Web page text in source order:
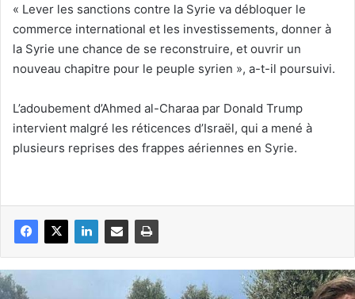
« Lever les sanctions contre la Syrie va débloquer le
commerce international et les investissements, donner à
la Syrie une chance de se reconstruire, et ouvrir un
nouveau chapitre pour le peuple syrien », a-t-il poursuivi.
L’adoubement d’Ahmed al-Charaa par Donald Trump
intervient malgré les réticences d’Israël, qui a mené à
plusieurs reprises des frappes aériennes en Syrie.